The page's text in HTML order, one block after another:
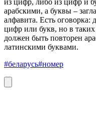
арабскими, а буквы –
алфавита. Есть оговорка:
цифр или букв, но в
должен быть повторен
латинскими буквами.
#беларусь#номер